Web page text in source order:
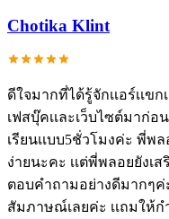
Chotika Klint
ดีใจมากที่ได้รู้จักเเอร์เเข
เฟสบุ๊คเเละเว็บไซต์มาก่อ
เรียนเเบบ5ชั่วโมงค่ะ พี่พล
ง่ายนะคะ เเต่พี่พลอยยังเ
ตอบคำถามอย่างดีมากๆค่
สัมภาษณ์เลยค่ะ เเถมให้